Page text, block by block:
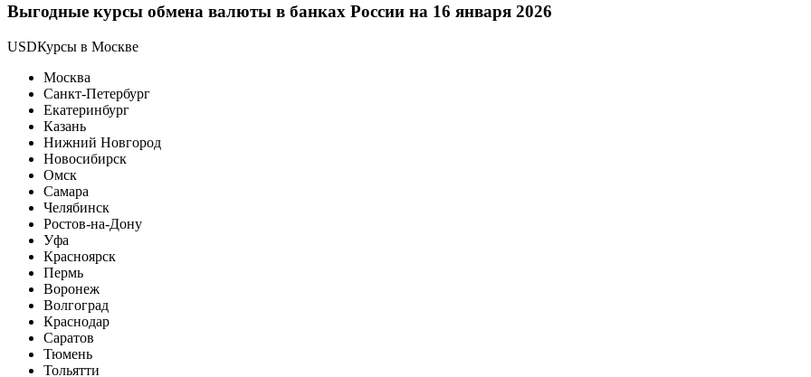
Выгодные курсы обмена валюты в банках России на 16 января 2026
USDКурсы в Москве
Москва
Санкт-Петербург
Екатеринбург
Казань
Нижний Новгород
Новосибирск
Омск
Самара
Челябинск
Ростов-на-Дону
Уфа
Красноярск
Пермь
Воронеж
Волгоград
Краснодар
Саратов
Тюмень
Тольятти